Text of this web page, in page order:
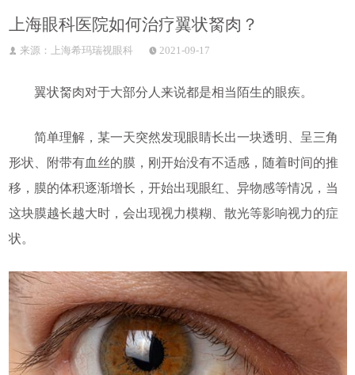
上海眼科医院如何治疗翼状胬肉？
来源：上海希玛瑞视眼科 2021-09-17
翼状胬肉对于大部分人来说都是相当陌生的眼疾。
简单理解，某一天突然发现眼睛长出一块透明、呈三角
形状、附带有血丝的膜，刚开始没有不适感，随着时间的推
移，膜的体积逐渐增长，开始出现眼红、异物感等情况，当
这块膜越长越大时，会出现视力模糊、散光等影响视力的症
状。